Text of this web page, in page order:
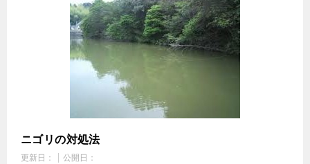
ニゴリの対処法
更新日：
公開日：